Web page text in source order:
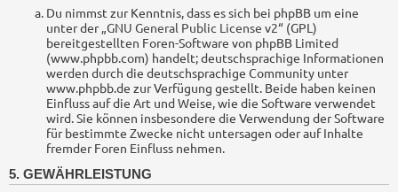
Du nimmst zur Kenntnis, dass es sich bei phpBB um eine
unter der „GNU General Public License v2“ (GPL)
bereitgestellten Foren-Software von phpBB Limited
(www.phpbb.com) handelt; deutschsprachige Informationen
werden durch die deutschsprachige Community unter
www.phpbb.de zur Verfügung gestellt. Beide haben keinen
Einfluss auf die Art und Weise, wie die Software verwendet
wird. Sie können insbesondere die Verwendung der Software
für bestimmte Zwecke nicht untersagen oder auf Inhalte
fremder Foren Einfluss nehmen.
5. GEWÄHRLEISTUNG